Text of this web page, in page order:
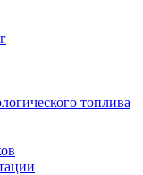
топлива